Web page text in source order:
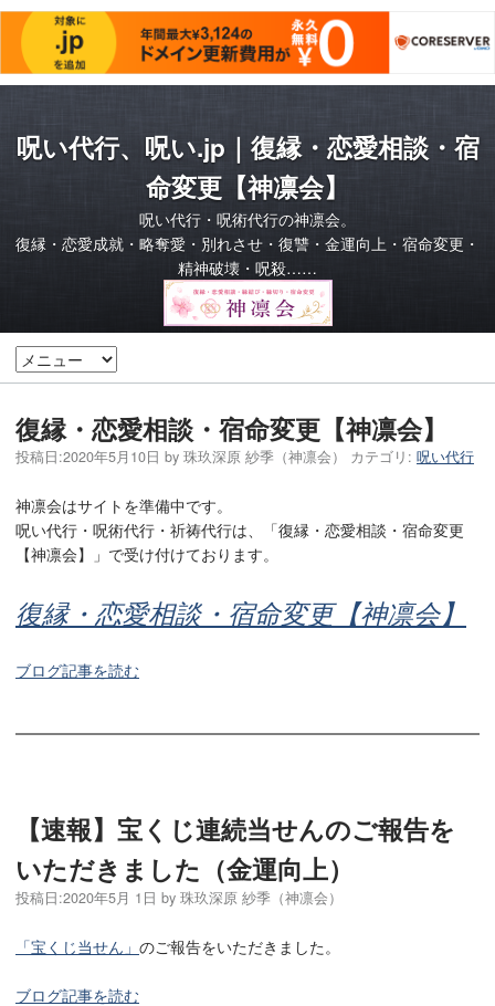
呪い代行、呪い.jp｜復縁・恋愛相談・宿
命変更【神凛会】
呪い代行・呪術代行の神凛会。
復縁・恋愛成就・略奪愛・別れさせ・復讐・金運向上・宿命変更・
精神破壊・呪殺……
復縁・恋愛相談・宿命変更【神凛会】
投稿日:2020年5月10日 by 珠玖深原 紗季（神凛会） カテゴリ: 呪い代行
神凛会はサイトを準備中です。
呪い代行・呪術代行・祈祷代行は、「復縁・恋愛相談・宿命変更
【神凛会】」で受け付けております。
復縁・恋愛相談・宿命変更【神凛会】
ブログ記事を読む
【速報】宝くじ連続当せんのご報告を
いただきました（金運向上）
投稿日:2020年5月 1日 by 珠玖深原 紗季（神凛会）
「宝くじ当せん」 のご報告をいただきました。
ブログ記事を読む